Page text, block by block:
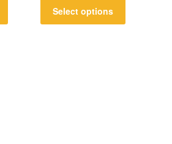
Select options